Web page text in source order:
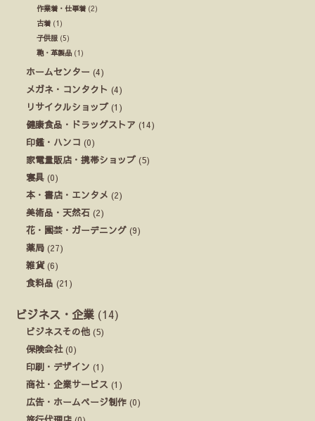
作業着・仕事着 (2)
古着 (1)
子供服 (5)
鞄・革製品 (1)
ホームセンター (4)
メガネ・コンタクト (4)
リサイクルショップ (1)
健康食品・ドラッグストア (14)
印鑑・ハンコ (0)
家電量販店・携帯ショップ (5)
寝具 (0)
本・書店・エンタメ (2)
美術品・天然石 (2)
花・園芸・ガーデニング (9)
薬局 (27)
雑貨(6)
食料品 (21)
ビジネス・企業 (14)
ビジネスその他 (5)
保険会社(0)
印刷・デザイン (1)
商社・企業サービス (1)
広告・ホームページ制作 (0)